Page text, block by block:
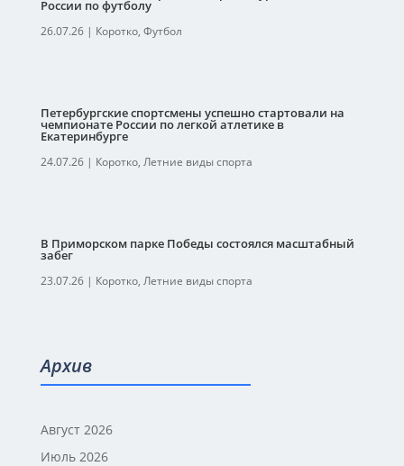
России по футболу
26.07.26| Коротко, Футбол
Петербургские спортсмены успешно стартовали на
чемпионате России по легкой атлетике в
Екатеринбурге
24.07.26| Коротко, Летние виды спорта
В Приморском парке Победы состоялся масштабный
забег
23.07.26| Коротко, Летние виды спорта
Архив
Август 2026
Июль 2026